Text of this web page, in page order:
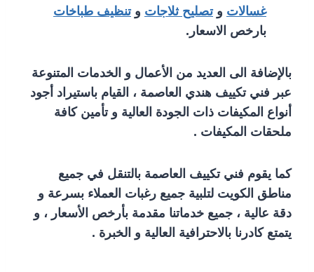
غسالات وتصليح ثلاجات وتنظيف طباخات
بارخص الاسعار.
بالإضافة الى العديد من الأعمال و الخدمات المتنوعة
عبر فني تكييف هندي العاصمة ، القيام باستيراد أجود
أنواع المكيفات ذات الجودة العالية و تأمين كافة
ملحقات المكيفات .
كما يقوم فني تكييف العاصمة بالتنقل في جميع
مناطق الكويت لتلبية جميع رغبات العملاء بسرعة و
دقة عالية ، جميع خدماتنا مقدمة بأرخص الأسعار ، و
يتمتع كادرنا بالاحترافية العالية و الخبرة .